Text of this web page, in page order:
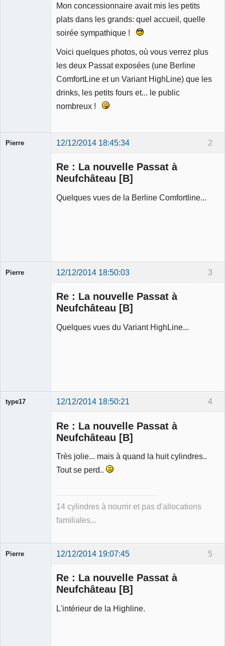
Mon concessionnaire avait mis les petits
plats dans les grands: quel accueil, quelle
soirée sympathique !
Voici quelques photos, où vous verrez plus
les deux Passat exposées (une Berline
ComfortLine et un Variant HighLine) que les
drinks, les petits fours et... le public
nombreux !
2
Pierre 12/12/2014 18:45:34
Re : La nouvelle Passat à
Neufchâteau [B]
Quelques vues de la Berline Comfortline...
3
Pierre 12/12/2014 18:50:03
Re : La nouvelle Passat à
Neufchâteau [B]
Quelques vues du Variant HighLine...
4
type17 12/12/2014 18:50:21
Re : La nouvelle Passat à
Neufchâteau [B]
Très jolie... mais à quand la huit cylindres..
Tout se perd..
14 cylindres à nourrir et pas d'allocations
familiales...
5
Pierre 12/12/2014 19:07:45
Re : La nouvelle Passat à
Neufchâteau [B]
L'intérieur de la Highline.